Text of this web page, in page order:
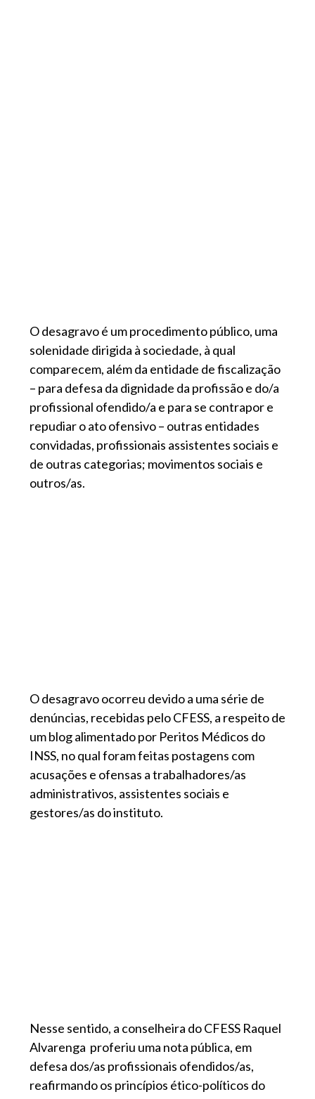
O desagravo é um procedimento público, uma
solenidade dirigida à sociedade, à qual
comparecem, além da entidade de fiscalização
– para defesa da dignidade da profissão e do/a
profissional ofendido/a e para se contrapor e
repudiar o ato ofensivo – outras entidades
convidadas, profissionais assistentes sociais e
de outras categorias; movimentos sociais e
outros/as.
O desagravo ocorreu devido a uma série de
denúncias, recebidas pelo CFESS, a respeito de
um blog alimentado por Peritos Médicos do
INSS, no qual foram feitas postagens com
acusações e ofensas a trabalhadores/as
administrativos, assistentes sociais e
gestores/as do instituto.
Nesse sentido, a conselheira do CFESS Raquel
Alvarenga proferiu uma nota pública, em
defesa dos/as profissionais ofendidos/as,
reafirmando os princípios ético-políticos do